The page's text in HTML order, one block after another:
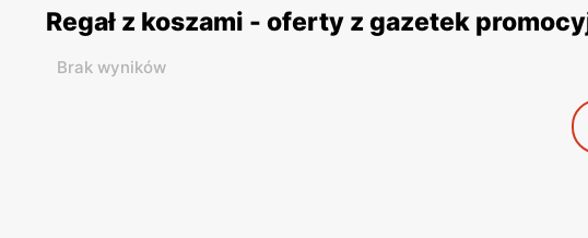
Regał z koszami - oferty z gazetek
Brak wyników